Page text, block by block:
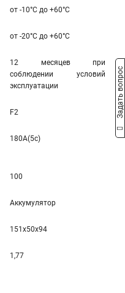
от -10°С до +60°С
от -20°C до +60°C
12 месяцев при
соблюдении условий
эксплуатации
F2
180A(5c)
100
Аккумулятор
151x50x94
1,77
Задать вопрос